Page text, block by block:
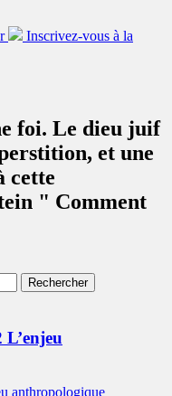
Inscrivez-vous à la
foi. Le dieu juif
et une
cette
" Comment